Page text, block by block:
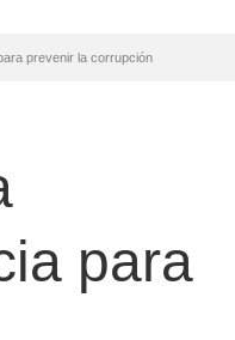
prevenir la corrupción
para